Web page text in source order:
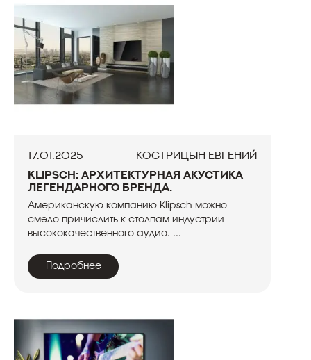
17.01.2025
Кострицын Евгений
Klipsch: архитектурная акустика
легендарного бренда.
Американскую компанию Klipsch можно
смело причислить к столпам индустрии
высококачественного аудио. ...
Подробнее